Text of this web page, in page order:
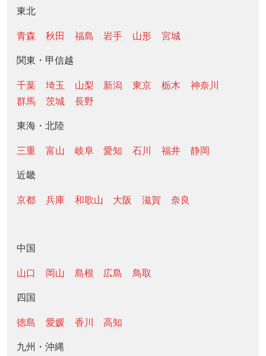
東北
青森 秋田 福島 岩手 山形 宮城
関東・甲信越
千葉 埼玉 山梨 新潟 東京 栃木
神奈川
群馬
茨城 長野
東海・北陸
三重 富山 岐阜 愛知 石川 福井 静岡
近畿
京都 兵庫 和歌山 大阪 滋賀 奈良
中国
山口 岡山 島根 広島 鳥取
四国
徳島 愛媛 香川 高知
九州・沖縄